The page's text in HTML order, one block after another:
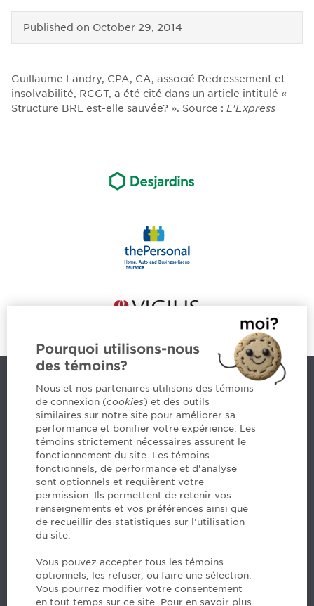
Published on October 29, 2014
Guillaume Landry, CPA, CA, associé Redressement et
insolvabilité, RCGT, a été cité dans un article intitulé «
Structure BRL est-elle sauvée? ». Source : L'Express
Contact us
5, Place Ville Marie, bureau 800, Montréal (Québec)
H3B 2G2
www.cpaquebec.ca
Questions? Ask our team >
Want to make the Order a part of your career? See
our job offers >
Facebook - Devenir CPA
Instagram
LinkedIn - CPA
Pourquoi utilisons-nous
des témoins?
Nous et nos partenaires utilisons des témoins
de connexion (cookies) et des outils
similaires sur notre site pour améliorer sa
performance et bonifier votre expérience. Les
témoins strictement nécessaires assurent le
fonctionnement du site. Les témoins
fonctionnels, de performance et d'analyse
sont optionnels et requièrent votre
permission. Ils permettent de retenir vos
renseignements et vos préférences ainsi que
de recueillir des statistiques sur l'utilisation
du site.
Vous pouvez accepter tous les témoins
optionnels, les refuser, ou faire une sélection.
Vous pourrez modifier votre consentement
en tout temps sur ce site. Pour en savoir plus